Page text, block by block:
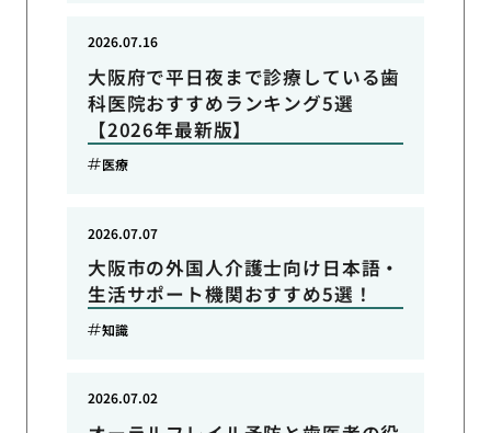
大阪府で平日夜まで診療している歯
科医院おすすめランキング5選
【2026年最新版】
2026.07.16
医療
大阪市の外国人介護士向け日本語・
生活サポート機関おすすめ5選！
2026.07.07
知識
2026.07.02